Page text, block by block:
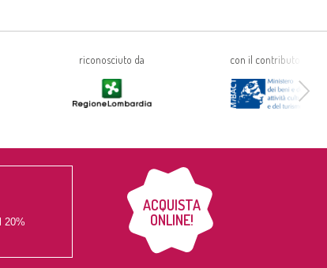
riconosciuto da con il contributo di
20%
ACQUISTA
ONLINE!